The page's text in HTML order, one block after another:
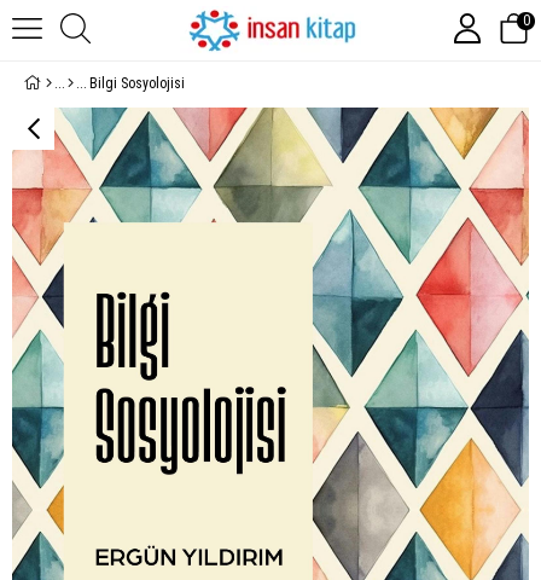
0
Bilgi Sosyolojisi